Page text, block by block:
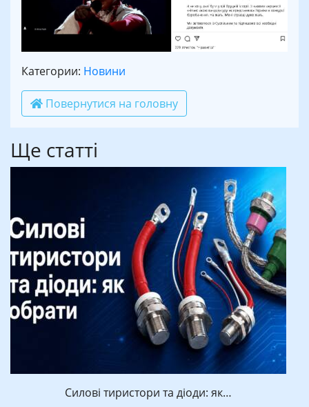
Категории: Новини
Повернутися на головну
Ще статті
Силові тиристори та діоди: як…